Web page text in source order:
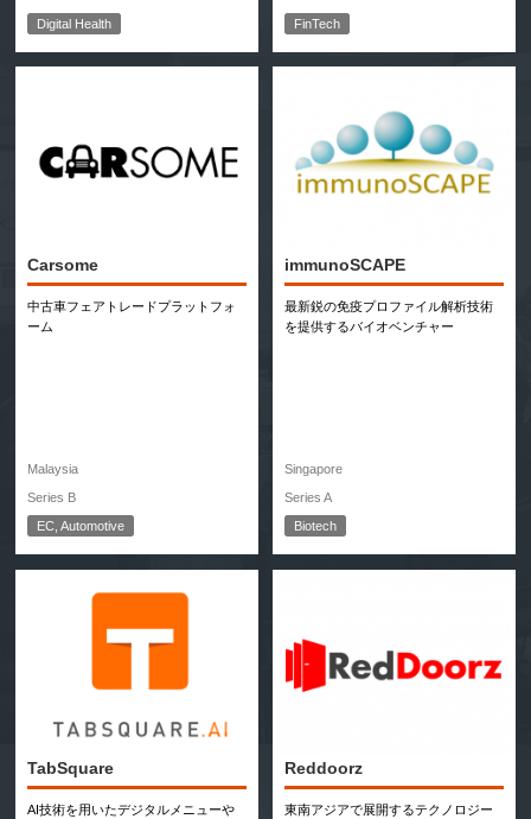
Digital Health
FinTech
Carsome
中古車フェアトレードプラットフォ
ーム
Malaysia
Series B
EC, Automotive
immunoSCAPE
最新鋭の免疫プロファイル解析技術
を提供するバイオベンチャー
Singapore
Series A
Biotech
TabSquare
AI技術を用いたデジタルメニューや
Reddoorz
東南アジアで展開するテクノロジー